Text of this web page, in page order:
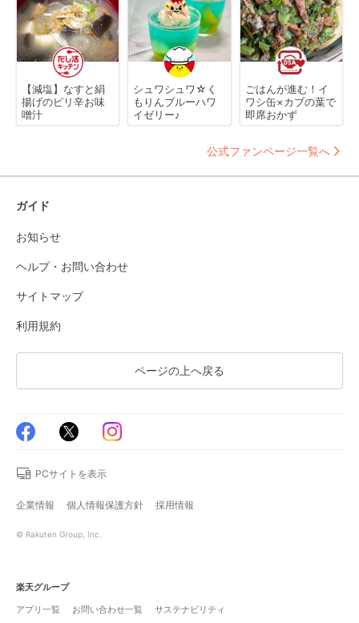
【減塩】なすと絹
揚げのピリ辛お味
噌汁
シュワシュワ☆く
もりんブルーハワ
イゼリー♪
ごはんが進む！イ
ワシ缶×カブの葉で
即席おかず
公式ファンページ一覧へ
ガイド
お知らせ
ヘルプ・お問い合わせ
サイトマップ
利用規約
ページの上へ戻る
PCサイトを表示
企業情報 個人情報保護方針 採用情報
© Rakuten Group, Inc.
楽天グループ
アプリ一覧
お問い合わせ一覧 サステナビリティ